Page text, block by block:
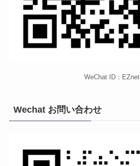
WeChat ID：EZnet
Wechat お問い合わせ